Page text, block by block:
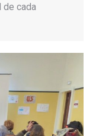
de cada